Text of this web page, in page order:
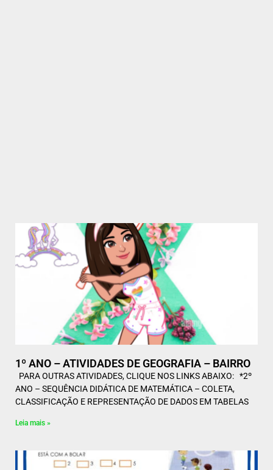
1º ANO – ATIVIDADES DE GEOGRAFIA – BAIRRO
PARA OUTRAS ATIVIDADES, CLIQUE NOS LINKS ABAIXO: *2º
ANO – SEQUÊNCIA DIDÁTICA DE MATEMÁTICA – COLETA,
CLASSIFICAÇÃO E REPRESENTAÇÃO DE DADOS EM TABELAS
Leia mais »